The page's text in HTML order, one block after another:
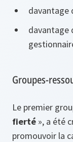
davantage
davantage
Groupes-
Le premier
fierté », a été
promouvoir la